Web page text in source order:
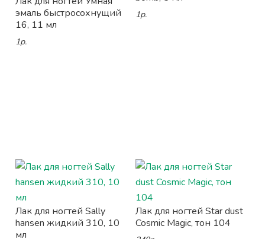
эмаль быстросохнущий
16, 11 мл
1р.
1р.
Лак для ногтей Sally
hansen жидкий 310, 10
мл
Лак для ногтей Star dust
Cosmic Magic, тон 104